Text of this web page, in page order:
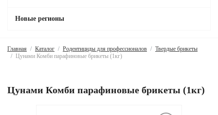
Новые регионы
Главная Каталог Родентициды для профессионалов
Твердые брикеты
Цунами Комби парафиновые брикеты (1кг)
Цунами Комби парафиновые брикеты (1кг)